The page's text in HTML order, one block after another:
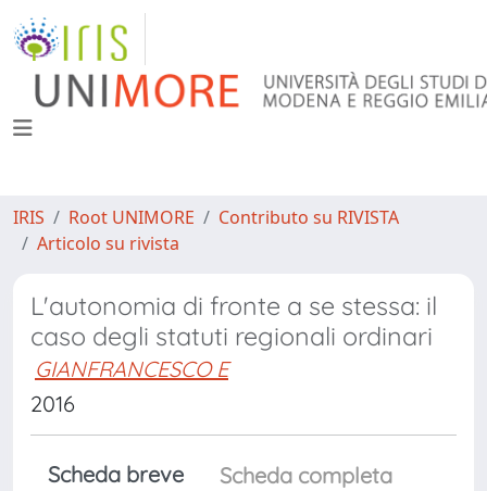
IRIS Root UNIMORE
Contributo su RIVISTA
Articolo su rivista
L'autonomia di fronte a se stessa: il
caso degli statuti regionali ordinari
GIANFRANCESCO E
2016
Scheda breve
Scheda completa